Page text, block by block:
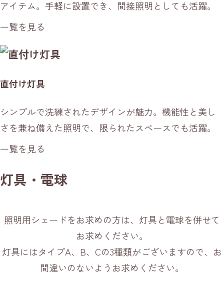
アイテム。手軽に設置でき、間接照明としても活躍。
一覧を見る
直付け灯具
シンプルで洗練されたデザインが魅力。機能性と美し
さを兼ね備えた照明で、限られたスペースでも活躍。
一覧を見る
灯具・電球
照明用シェードをお求めの方は、灯具と電球を併せて
お求めください。
灯具にはタイプA、B、Cの3種類がございますので、お
間違いのないようお求めください。